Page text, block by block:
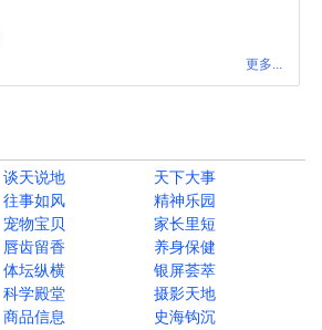
更多...
谈天说地
天下大事
往事如风
精神乐园
宠物宝贝
家长里短
唇齿留香
养身保健
体坛纵横
银屏荟萃
科学殿堂
摄影天地
商品信息
史海钩沉